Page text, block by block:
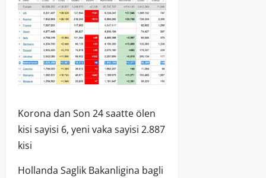
Korona dan Son 24 saatte ölen
kisi sayisi 6, yeni vaka sayisi 2.887
kisi
Hollanda Saglik Bakanligina bagli